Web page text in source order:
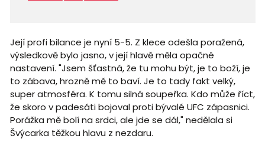
Její profi bilance je nyní 5-5. Z klece odešla poražená,
výsledkově bylo jasno, v její hlavě měla opačné
nastavení. "Jsem šťastná, že tu mohu být, je to boží, je
to zábava, hrozně mě to baví. Je to tady fakt velký,
super atmosféra. K tomu silná soupeřka. Kdo může říct,
že skoro v padesáti bojoval proti bývalé UFC zápasnici.
Porážka mě bolí na srdci, ale jde se dál," nedělala si
Švýcarka těžkou hlavu z nezdaru.